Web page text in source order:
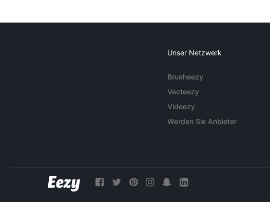
Unser Netzwerk
Brusheezy
Vecteezy
Videezy
Werden Sie Anbieter